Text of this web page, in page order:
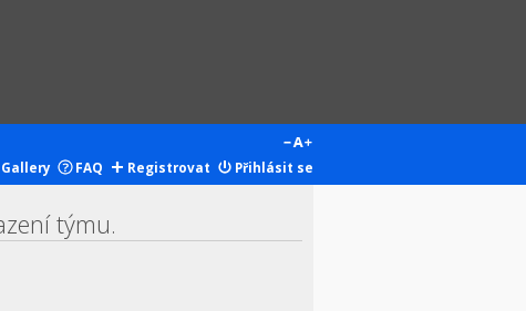
Gallery
FAQ Registrovat Přihlásit se
týmu.